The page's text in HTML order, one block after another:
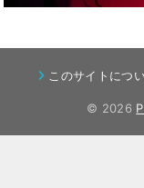
このサイトにつ
© 2026